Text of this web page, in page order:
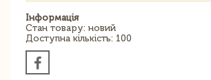
Інформація
Стан товару: новий
Доступна кількість: 100